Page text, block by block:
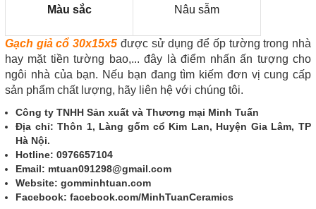
Màu sắc Nâu sẫm
Gạch giả cổ 30x15x5 được sử dụng để ốp tường trong nhà
hay mặt tiền tường bao,... đây là điểm nhấn ấn tượng cho
ngôi nhà của bạn. Nếu bạn đang tìm kiếm đơn vị cung cấp
sản phẩm chất lượng, hãy liên hệ với chúng tôi.
Công ty TNHH Sản xuất và Thương mại Minh Tuấn
Địa chỉ: Thôn 1, Làng gốm cổ Kim Lan, Huyện Gia Lâm, TP
Hà Nội.
Hotline: 0976657104
Email: mtuan091298@gmail.com
Website: gomminhtuan.com
Facebook: facebook.com/MinhTuanCeramics